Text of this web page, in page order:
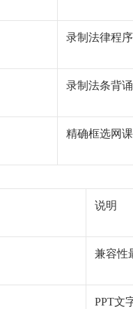
录制法律程
录制法条背
精确框选网
说明
兼容性
PPT文